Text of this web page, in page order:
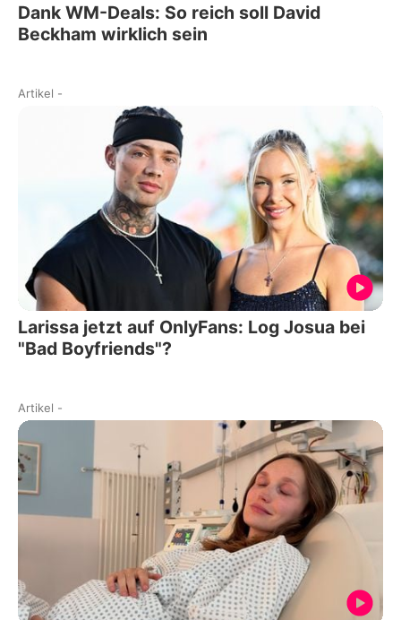
Dank WM-Deals: So reich soll David
Beckham wirklich sein
Artikel -
Larissa jetzt auf OnlyFans: Log Josua bei
"Bad Boyfriends"?
Artikel -